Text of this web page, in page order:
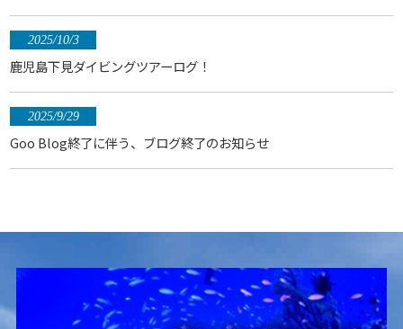
2025/10/3
鹿児島下見ダイビングツアーログ！
2025/9/29
Goo Blog終了に伴う、ブログ終了のお知らせ